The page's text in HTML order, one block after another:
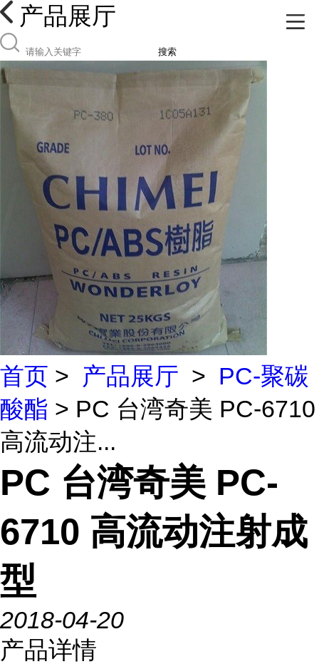
产品展厅
搜索
首页 > 产品展厅 > PC-聚碳
酸酯 > PC 台湾奇美 PC-6710
高流动注...
PC 台湾奇美 PC-
6710 高流动注射成
型
2018-04-20
产品详情